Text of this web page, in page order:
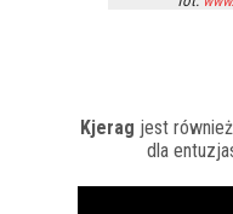
Kjerag jest
dla